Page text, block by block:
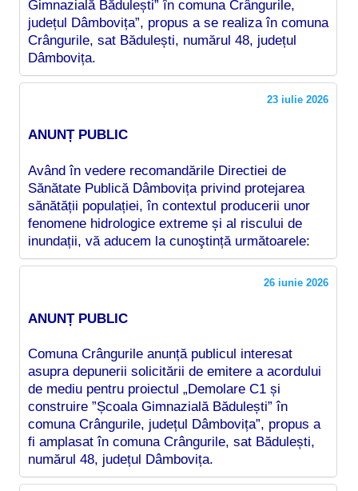
Gimnazială Bădulești” în comuna Crângurile,
județul Dâmbovița”, propus a se realiza în comuna
Crângurile, sat Bădulești, numărul 48, județul
Dâmbovița.
23 iulie 2026
ANUNȚ PUBLIC
Având în vedere recomandările Directiei de
Sănătate Publică Dâmbovița privind protejarea
sănătății populației, în contextul producerii unor
fenomene hidrologice extreme și al riscului de
inundații, vă aducem la cunoştință următoarele:
26 iunie 2026
ANUNȚ PUBLIC
Comuna Crângurile anunță publicul interesat
asupra depunerii solicitării de emitere a acordului
de mediu pentru proiectul „Demolare C1 și
construire ”Școala Gimnazială Bădulești” în
comuna Crângurile, județul Dâmbovița”, propus a
fi amplasat în comuna Crângurile, sat Bădulești,
numărul 48, județul Dâmbovița.